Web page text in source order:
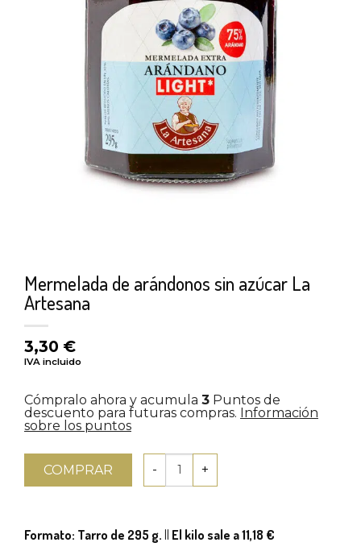
Mermelada de arándonos sin azúcar La
Artesana
3,30 €
IVA incluido
Cómpralo ahora y acumula 3 Puntos de
descuento para futuras compras. Información
sobre los puntos
COMPRAR
Formato: Tarro de 295 g. || El kilo sale a 11,18 €